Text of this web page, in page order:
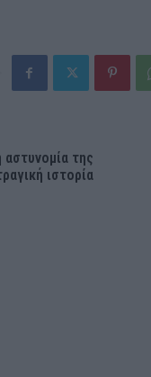
της
ιστορία